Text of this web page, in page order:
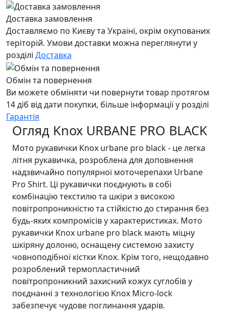
Доставка замовлення
Доставляємо по Києву та Україні, окрім окупованих
теріторій. Умови доставки можна переглянути у
розділі Доставка
Обмін та повернення
Ви можете обміняти чи повернути товар протягом
14 діб від дати покупки, більше інформації у розділі
Гарантія
Огляд Knox URBANE PRO BLACK
Мото рукавички Knox urbane pro black - це легка
літня рукавичка, розроблена для доповнення
надзвичайно популярної моточерепахи Urbane
Pro Shirt. Ці рукавички поєднують в собі
комбінацію текстилю та шкіри з високою
повітропроникністю та стійкістю до стирання без
будь-яких компромісів у характеристиках. Мото
рукавички Knox urbane pro black мають міцну
шкіряну долоню, оснащену системою захисту
човноподібної кістки Knox. Крім того, нещодавно
розроблений термопластичний
повітропроникний захисний кожух суглобів у
поєднанні з технологією Knox Micro-lock
забезпечує чудове поглинання ударів.